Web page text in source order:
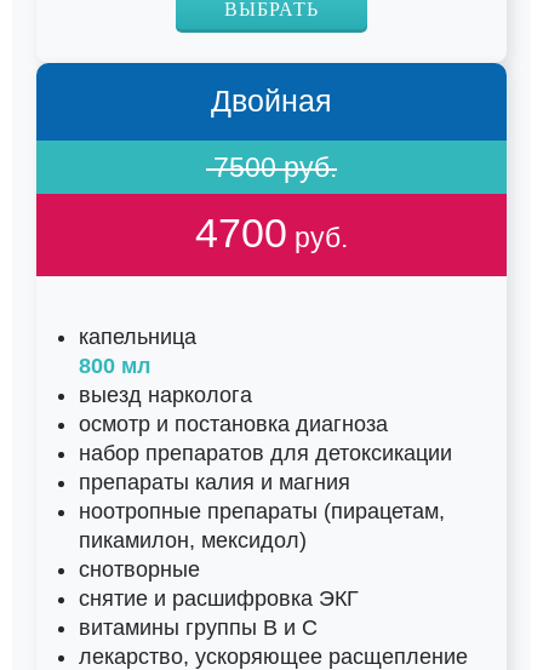
ВЫБРАТЬ
Двойная
7500 руб.
4700 руб.
капельница
800 мл
выезд нарколога
осмотр и постановка диагноза
набор препаратов для детоксикации
препараты калия и магния
ноотропные препараты (пирацетам,
пикамилон, мексидол)
снотворные
снятие и расшифровка ЭКГ
витамины группы B и C
лекарство, ускоряющее расщепление